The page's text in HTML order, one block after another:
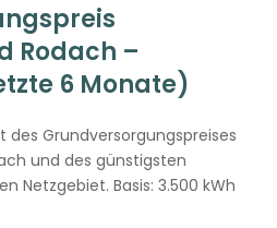
Rodach –
6 Monate)
Grundversorgungspreises
und des günstigsten
Netzgebiet. Basis: 3.500 kWh